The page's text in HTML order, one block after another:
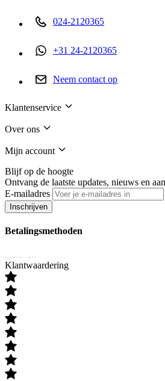
024-2120365
+31 24-2120365
Neem contact op
Klantenservice
Over ons
Mijn account
Blijf op de hoogte
Ontvang de laatste updates, nieuws en
E-mailadres
Inschrijven
Betalingsmethoden
Klantwaardering